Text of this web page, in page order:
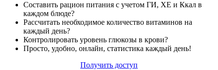
Составить рацион питания с учетом ГИ, ХЕ и Ккал в
каждом блюде?
Рассчитать необходимое количество витаминов на
каждый день?
Контролировать уровень глюкозы в крови?
Просто, удобно, онлайн, статистика каждый день!
Получить доступ